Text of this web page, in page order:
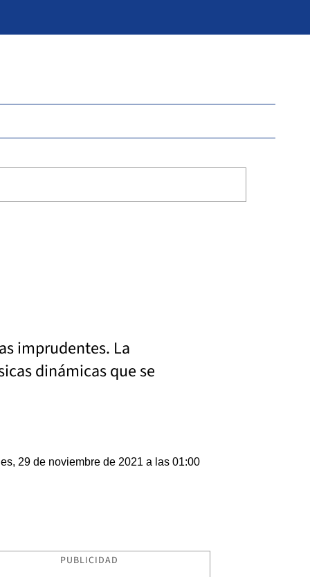
imprudentes. La
dinámicas que se
29 de noviembre de 2021 a las 01:00
PUBLICIDAD